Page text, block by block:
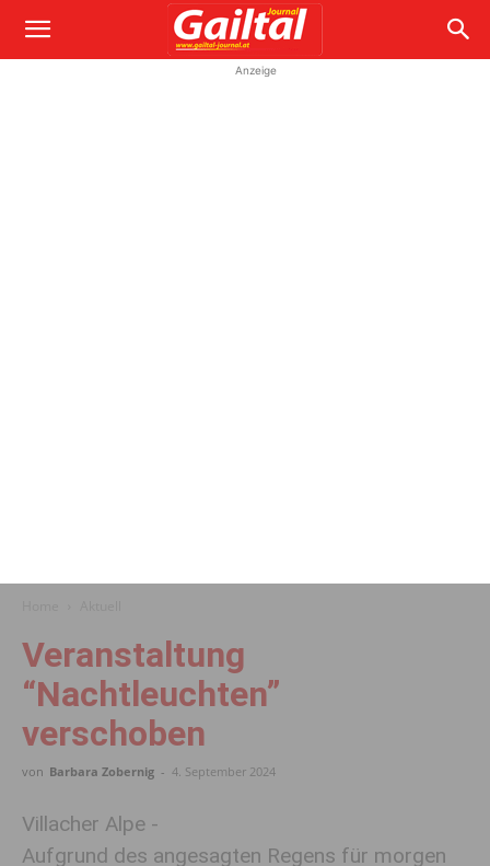
Anzeige
Veranstaltung
“Nachtleuchten”
verschoben
von Barbara Zobernig - 4. September 2024
Villacher Alpe -
Aufgrund des angesagten Regens für morgen